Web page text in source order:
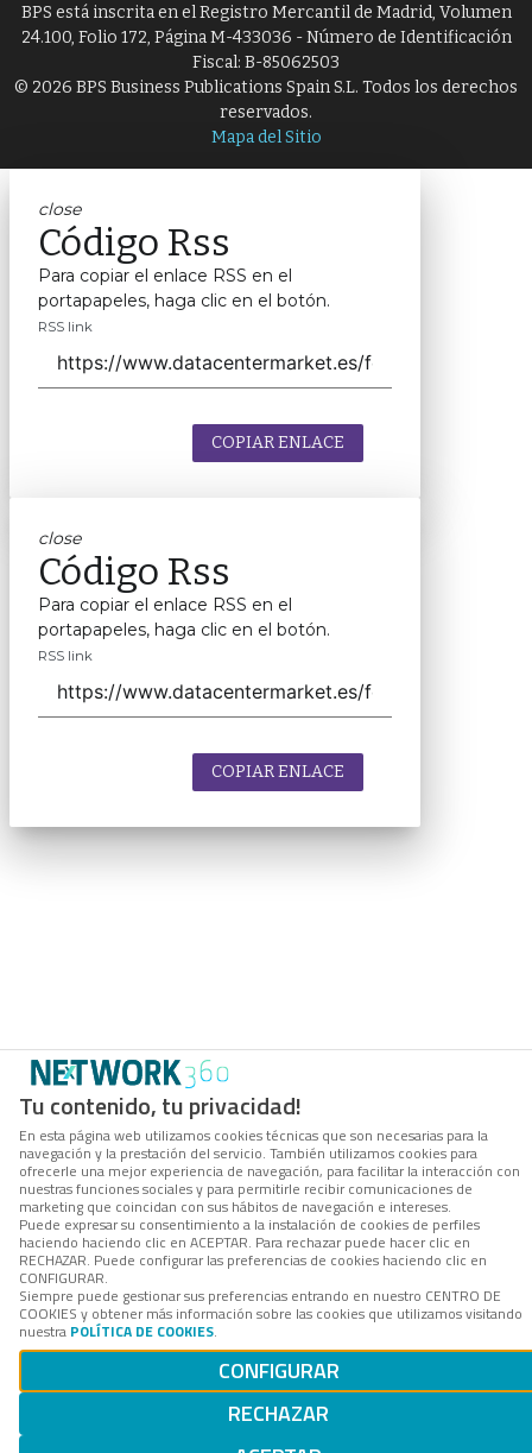
Tu contenido, tu privacidad!
En esta página web utilizamos cookies técnicas que son necesarias para la
navegación y la prestación del servicio. También utilizamos cookies para
ofrecerle una mejor experiencia de navegación, para facilitar la interacción con
nuestras funciones sociales y para permitirle recibir comunicaciones de
marketing que coincidan con sus hábitos de navegación e intereses.
Puede expresar su consentimiento a la instalación de cookies de perfiles
haciendo haciendo clic en ACEPTAR. Para rechazar puede hacer clic en
RECHAZAR. Puede configurar las preferencias de cookies haciendo clic en
CONFIGURAR.
Siempre puede gestionar sus preferencias entrando en nuestro CENTRO DE
COOKIES y obtener más información sobre las cookies que utilizamos visitando
nuestra POLÍTICA DE COOKIES.
CONFIGURAR
RECHAZAR
BPS está inscrita en el Registro Mercantil de Madrid, Volumen
24.100, Folio 172, Página M-433036 - Número de Identificación
Fiscal: B-85062503
© 2026 BPS Business Publications Spain S.L. Todos los derechos
reservados.
Mapa del Sitio
close
Código Rss
Para copiar el enlace RSS en el
portapapeles, haga clic en el botón.
RSS link
COPIAR ENLACE
close
Código Rss
Para copiar el enlace RSS en el
portapapeles, haga clic en el botón.
RSS link
COPIAR ENLACE